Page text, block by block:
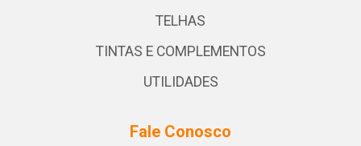
TELHAS
TINTAS E COMPLEMENTOS
UTILIDADES
Fale Conosco